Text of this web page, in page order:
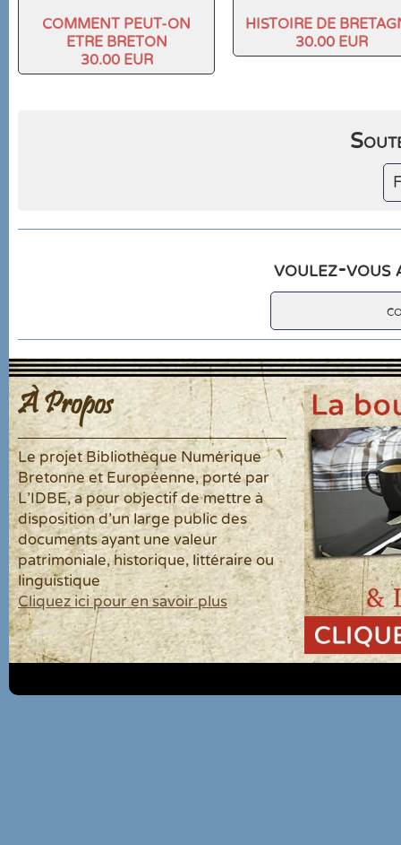
COMMENT PEUT-ON
ETRE BRETON
30.00 EUR
HISTOIRE DE
30.00 EUR
voulez-vous
À Propos
Le projet Bibliothèque Numérique
Bretonne et Européenne, porté par
L'IDBE, a pour objectif de mettre à
disposition d'un large public des
documents ayant une valeur
patrimoniale, historique, littéraire ou
linguistique
Cliquez ici pour en savoir plus